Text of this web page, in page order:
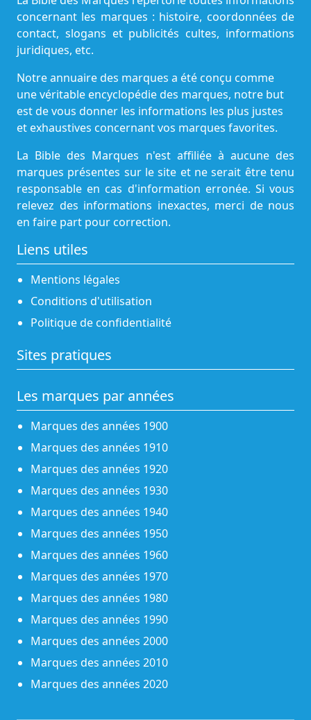
concernant les marques : histoire, coordonnées de
contact, slogans et publicités cultes, informations
juridiques, etc.
Notre annuaire des marques a été conçu comme
une véritable encyclopédie des marques, notre but
est de vous donner les informations les plus justes
et exhaustives concernant vos marques favorites.
La Bible des Marques n'est affiliée à aucune des
marques présentes sur le site et ne serait être tenu
responsable en cas d'information erronée. Si vous
relevez des informations inexactes, merci de nous
en faire part pour correction.
Liens utiles
Mentions légales
Conditions d'utilisation
Politique de confidentialité
Sites pratiques
Les marques par années
Marques des années 1900
Marques des années 1910
Marques des années 1920
Marques des années 1930
Marques des années 1940
Marques des années 1950
Marques des années 1960
Marques des années 1970
Marques des années 1980
Marques des années 1990
Marques des années 2000
Marques des années 2010
Marques des années 2020